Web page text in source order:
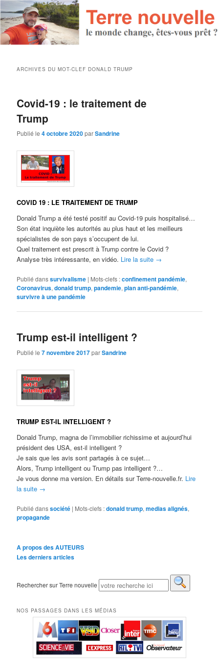
ARCHIVES DU MOT-CLEF DONALD TRUMP
Covid-19 : le traitement de
Trump
Publié le4 octobre 2020parSandrine
COVID 19 : LE TRAITEMENT DE TRUMP
Donald Trump a été testé positif au Covid-19 puis hospitalisé…
Son état inquiète les autorités au plus haut et les meilleurs
spécialistes de son pays s’occupent de lui.
Quel traitement est prescrit à Trump contre le Covid ?
Analyse très intéressante, en vidéo. Lire la suite →
Publié danssurvivalisme | Mots-clefs :confinement pandémie,
Coronavirus,donald trump,pandemie,plan anti-pandémie,
survivre à une pandémie
Trump est-il intelligent ?
Publié le7 novembre 2017parSandrine
TRUMP EST-IL INTELLIGENT ?
Donald Trump, magna de l’immobilier richissime et aujourd’hui
président des USA, est-il intelligent ?
Je sais que les avis sont partagés à ce sujet…
Alors, Trump intelligent ou Trump pas intelligent ?…
Je vous donne ma version. En détails sur Terre-nouvelle.fr. Lire
la suite →
Publié danssociété | Mots-clefs :donald trump,medias alignés,
propagande
A propos des AUTEURS
Les derniers articles
Rechercher sur Terre nouvelle
NOS PASSAGES DANS LES MÉDIAS